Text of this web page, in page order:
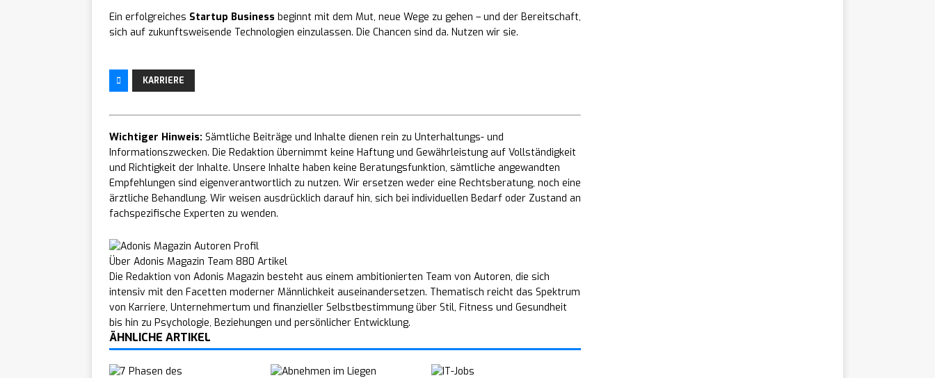
Ein erfolgreiches Startup Business beginnt mit dem Mut, neue Wege zu gehen – und der Bereitschaft,
sich auf zukunftsweisende Technologien einzulassen. Die Chancen sind da. Nutzen wir sie.
KARRIERE
Wichtiger Hinweis: Sämtliche Beiträge und Inhalte dienen rein zu Unterhaltungs- und
Informationszwecken. Die Redaktion übernimmt keine Haftung und Gewährleistung auf Vollständigkeit
und Richtigkeit der Inhalte. Unsere Inhalte haben keine Beratungsfunktion, sämtliche angewandten
Empfehlungen sind eigenverantwortlich zu nutzen. Wir ersetzen weder eine Rechtsberatung, noch eine
ärztliche Behandlung. Wir weisen ausdrücklich darauf hin, sich bei individuellen Bedarf oder Zustand an
fachspezifische Experten zu wenden.
Über Adonis Magazin Team 880 Artikel
Die Redaktion von Adonis Magazin besteht aus einem ambitionierten Team von Autoren, die sich
intensiv mit den Facetten moderner Männlichkeit auseinandersetzen. Thematisch reicht das Spektrum
von Karriere, Unternehmertum und finanzieller Selbstbestimmung über Stil, Fitness und Gesundheit
bis hin zu Psychologie, Beziehungen und persönlicher Entwicklung.
ÄHNLICHE ARTIKEL